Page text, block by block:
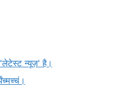
'लेटेस्ट न्यूज़' है।